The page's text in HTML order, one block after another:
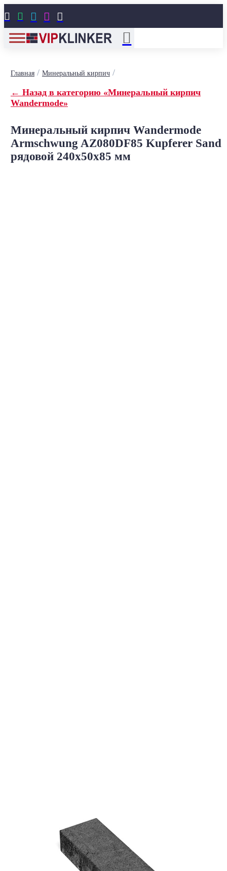
    
Главная/ Минеральный кирпич/
← Назад в категорию «Минеральный кирпич
Wandermode»
Минеральный кирпич Wandermode
Armschwung AZ080DF85 Kupferer Sand
рядовой 240x50x85 мм